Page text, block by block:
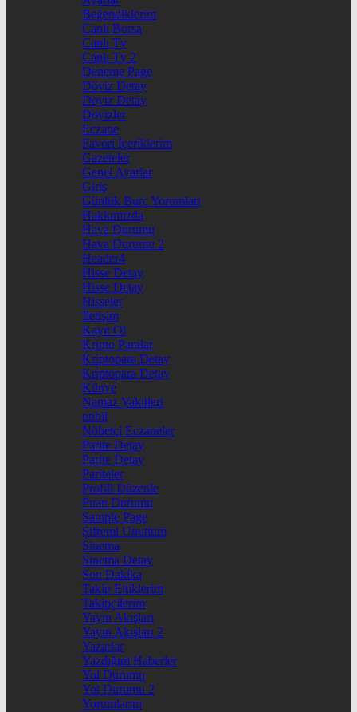
Beğendiklerim
Canlı Borsa
Canlı Tv
Canlı Tv 2
Deneme Page
Döviz Detay
Döviz Detay
Dövizler
Eczane
Favori İçeriklerim
Gazeteler
Genel Ayarlar
Giriş
Günlük Burç Yorumları
Hakkımızda
Hava Durumu
Hava Durumu 2
Header4
Hisse Detay
Hisse Detay
Hisseler
İletişim
Kayıt Ol
Kripto Paralar
Kriptopara Detay
Kriptopara Detay
Künye
Namaz Vakitleri
nnbil
Nöbetçi Eczaneler
Parite Detay
Parite Detay
Pariteler
Profili Düzenle
Puan Durumu
Sample Page
Şifremi Unuttum
Sinema
Sinema Detay
Son Dakika
Takip Ettiklerim
Takipçilerim
Yayın Akışları
Yayın Akışları 2
Yazarlar
Yazdığım Haberler
Yol Durumu
Yol Durumu 2
Yorumlarım